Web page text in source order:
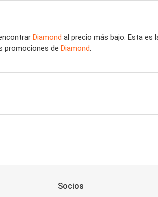
Diamond al precio más bajo. Esta
promociones de Diamond.
Socios